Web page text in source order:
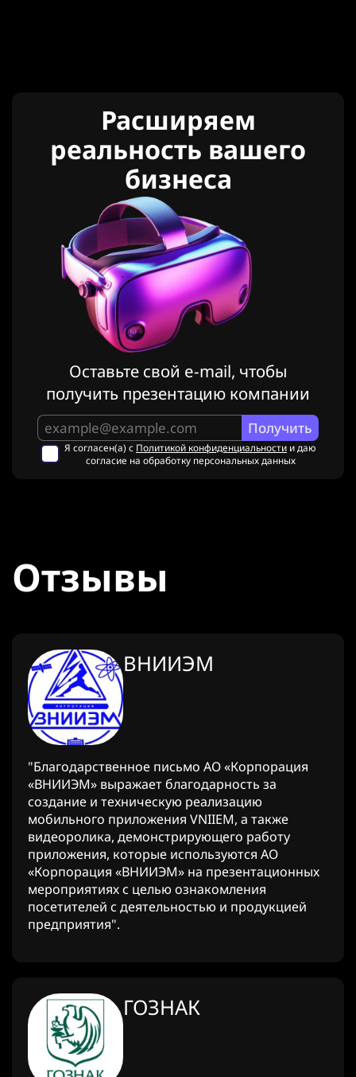
Расширяем
реальность вашего
бизнеса
Оставьте свой e-mail, чтобы
получить презентацию компании
Я согласен(а) с Политикой конфиденциальности и даю
согласие на обработку персональных данных
Отзывы
ВНИИЭМ
"Благодарственное письмо АО «Корпорация
«ВНИИЭМ» выражает благодарность за
создание и техническую реализацию
мобильного приложения VNIIEM, а также
видеоролика, демонстрирующего работу
приложения, которые используются АО
«Корпорация «ВНИИЭМ» на презентационных
мероприятиях с целью ознакомления
посетителей с деятельностью и продукцией
предприятия".
ГОЗНАК